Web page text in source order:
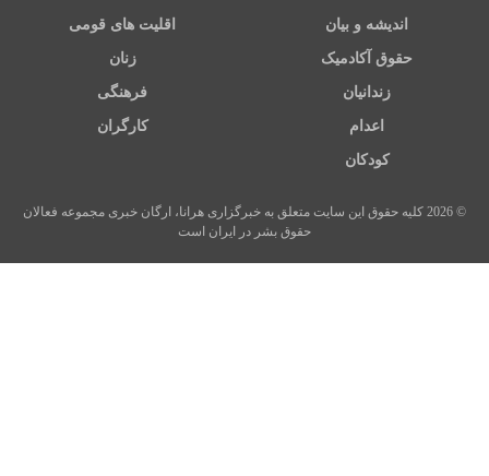
اندیشه و بیان اقلیت های قومی
حقوق آکادمیک زنان
زندانیان فرهنگی
اعدام کارگران
کودکان
© 2026 کلیه حقوق این سایت متعلق به خبرگزاری هرانا، ارگان خبری مجموعه فعالان
حقوق بشر در ایران است